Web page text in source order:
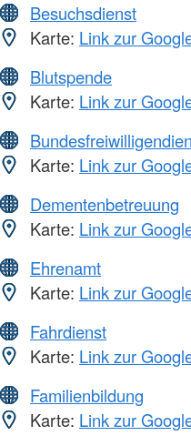
Besuchsdienst
Karte: Link zur
Blutspende
Karte: Link zur
Karte: Link zur
Dementenbetreuung
Karte: Link zur
Ehrenamt
Karte: Link zur
Fahrdienst
Karte: Link zur
Familienbildung
Karte: Link zur